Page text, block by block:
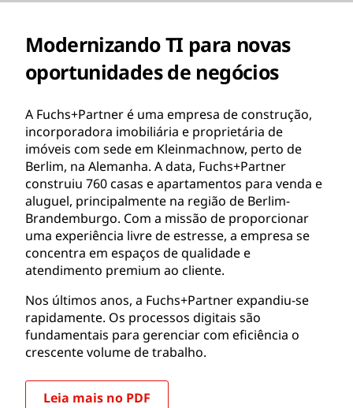
Modernizando TI para novas
oportunidades de negócios
A Fuchs+Partner é uma empresa de construção,
incorporadora imobiliária e proprietária de
imóveis com sede em Kleinmachnow, perto de
Berlim, na Alemanha. A data, Fuchs+Partner
construiu 760 casas e apartamentos para venda e
aluguel, principalmente na região de Berlim-
Brandemburgo. Com a missão de proporcionar
uma experiência livre de estresse, a empresa se
concentra em espaços de qualidade e
atendimento premium ao cliente.
Nos últimos anos, a Fuchs+Partner expandiu-se
rapidamente. Os processos digitais são
fundamentais para gerenciar com eficiência o
crescente volume de trabalho.
Leia mais no PDF